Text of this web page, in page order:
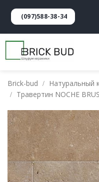
(097)588-38-34
Brick-bud
Натуральный
Травертин NOCHE